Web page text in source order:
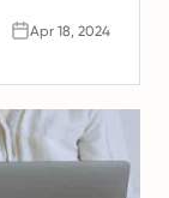
带来了新
Apr 18, 2024